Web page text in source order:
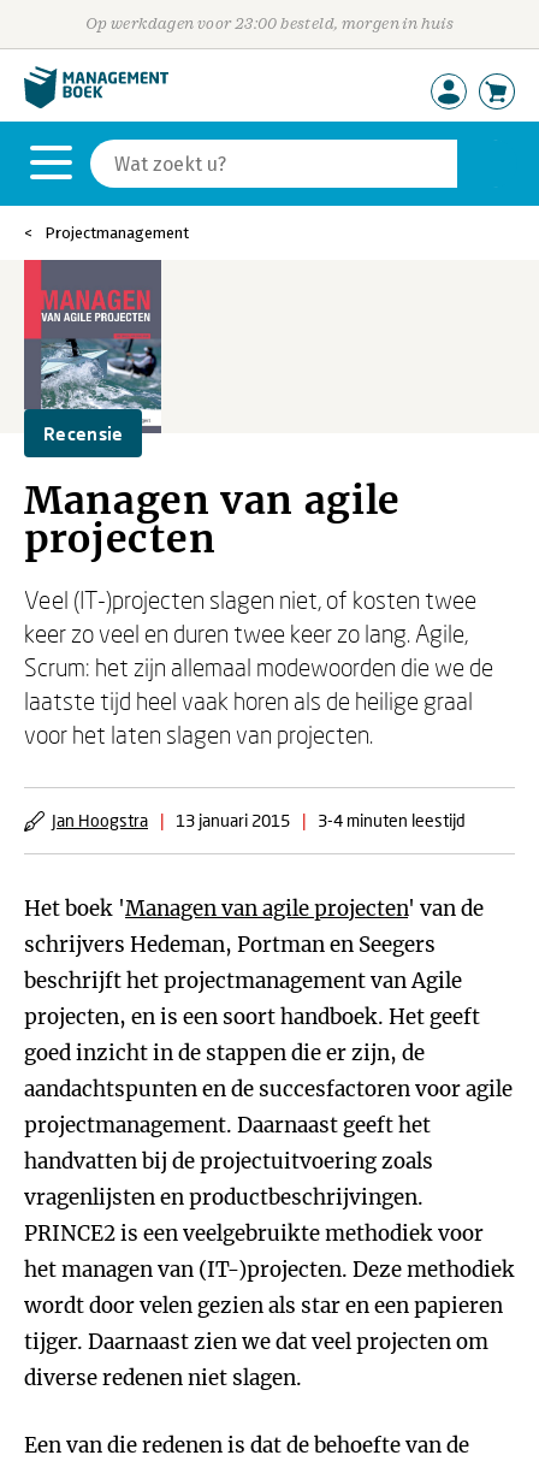
Op werkdagen voor 23:00 besteld, morgen in huis
Projectmanagement
Recensie
Managen van agile
projecten
Veel (IT-)projecten slagen niet, of kosten twee
keer zo veel en duren twee keer zo lang. Agile,
Scrum: het zijn allemaal modewoorden die we de
laatste tijd heel vaak horen als de heilige graal
voor het laten slagen van projecten.
Jan Hoogstra | 13 januari 2015 | 3-4 minuten leestijd
Het boek 'Managen van agile projecten' van de
schrijvers Hedeman, Portman en Seegers
beschrijft het projectmanagement van Agile
projecten, en is een soort handboek. Het geeft
goed inzicht in de stappen die er zijn, de
aandachtspunten en de succesfactoren voor agile
projectmanagement. Daarnaast geeft het
handvatten bij de projectuitvoering zoals
vragenlijsten en productbeschrijvingen.
PRINCE2 is een veelgebruikte methodiek voor
het managen van (IT-)projecten. Deze methodiek
wordt door velen gezien als star en een papieren
tijger. Daarnaast zien we dat veel projecten om
diverse redenen niet slagen.
Een van die redenen is dat de behoefte van de